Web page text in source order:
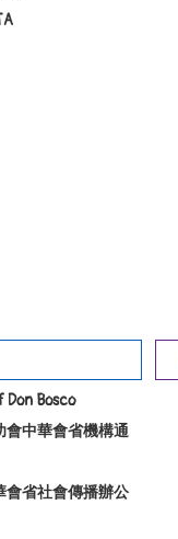
Don Bosco
會中華會省機構通
會省社會傳播辦公